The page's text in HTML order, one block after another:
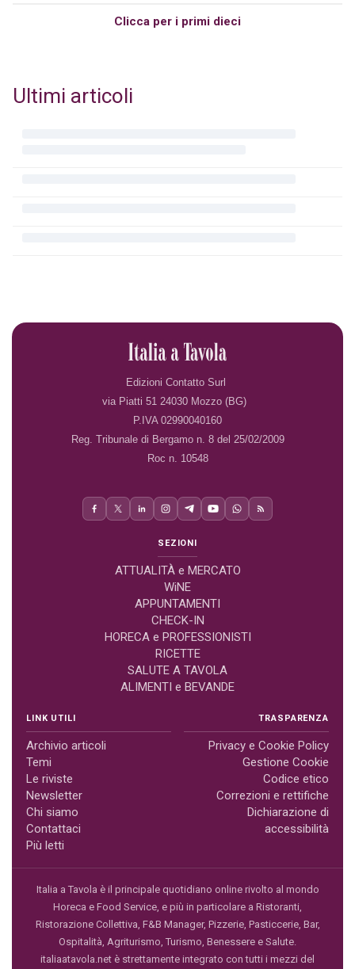
Clicca per i primi dieci
Ultimi articoli
Edizioni Contatto Surl
via Piatti 51 24030 Mozzo (BG)
P.IVA 02990040160
Reg. Tribunale di Bergamo n. 8 del 25/02/2009
Roc n. 10548
SEZIONI
ATTUALITÀ e MERCATO
WiNE
APPUNTAMENTI
CHECK-IN
HORECA e PROFESSIONISTI
RICETTE
SALUTE A TAVOLA
ALIMENTI e BEVANDE
LINK UTILI
Archivio articoli
Temi
Le riviste
Newsletter
Chi siamo
Contattaci
Più letti
TRASPARENZA
Privacy e Cookie Policy
Gestione Cookie
Codice etico
Correzioni e rettifiche
Dichiarazione di
accessibilità
Italia a Tavola è il principale quotidiano online rivolto al mondo
Horeca e Food Service, e più in particolare a Ristoranti,
Ristorazione Collettiva, F&B Manager, Pizzerie, Pasticcerie, Bar,
Ospitalità, Agriturismo, Turismo, Benessere e Salute.
italiaatavola.net è strettamente integrato con tutti i mezzi del